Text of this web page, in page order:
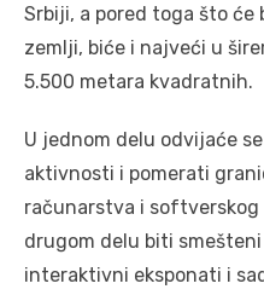
Srbiji, a pored toga što
zemlji, biće i najveći u
5.500 metara kvadratnih.
U jednom delu odvijaće
aktivnosti i pomerati
računarstva i
drugom delu biti
interaktivni eksponati i